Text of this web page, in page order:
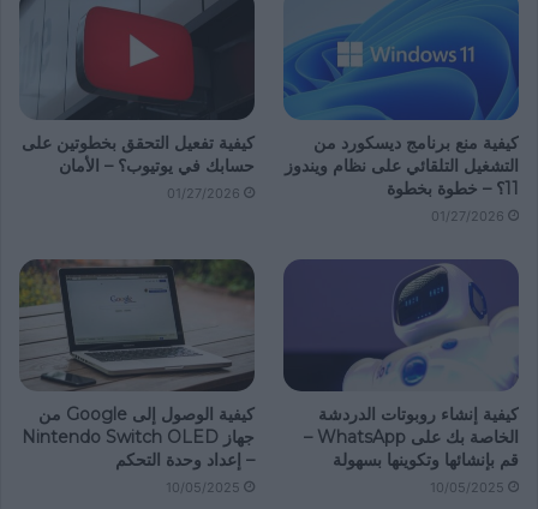
كيفية منع برنامج ديسكورد من
التشغيل التلقائي على نظام ويندوز
11؟ – خطوة بخطوة
01/27/2026
كيفية تفعيل التحقق بخطوتين على
حسابك في يوتيوب؟ – الأمان
01/27/2026
كيفية إنشاء روبوتات الدردشة
الخاصة بك على WhatsApp –
قم بإنشائها وتكوينها بسهولة
10/05/2025
كيفية الوصول إلى Google من
جهاز Nintendo Switch OLED
– إعداد وحدة التحكم
10/05/2025